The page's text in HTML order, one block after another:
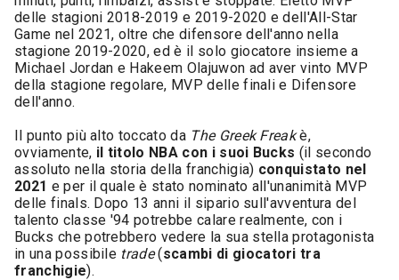
delle stagioni 2018-2019 e 2019-2020 e dell'All-Star
Game nel 2021, oltre che difensore dell'anno nella
stagione 2019-2020, ed è il solo giocatore insieme a
Michael Jordan e Hakeem Olajuwon ad aver vinto MVP
della stagione regolare, MVP delle finali e Difensore
dell'anno.
Il punto più alto toccato da The Greek Freakè,
ovviamente, il titolo NBA con i suoi Bucks (il secondo
assoluto nella storia della franchigia) conquistato nel
2021 e per il quale è stato nominato all'unanimità MVP
delle finals. Dopo 13 anni il sipario sull'avventura del
talento classe '94 potrebbe calare realmente, con i
Bucks che potrebbero vedere la sua stella protagonista
in una possibile trade(scambi di giocatori tra
franchigie).